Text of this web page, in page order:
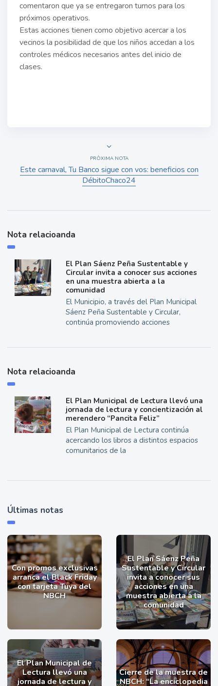
comentaron que ya se entregaron turnos para los
próximos operativos.
Estas acciones tienen como objetivo acercar a los
vecinos la posibilidad de que los niños accedan a los
controles médicos necesarios antes del inicio de
clases.
PRÓXIMA NOTA
Este carnaval, Tu Banco sigue con vos: beneficios con
DébitoChaco24
Nota relacioanda
El Plan Sáenz Peña Sustentable y
Circular invita a conocer sus acciones
en una muestra abierta a la
comunidad
El Municipio, a través del Plan Municipal
Sáenz Peña Sustentable y Circular,
continúa promoviendo acciones
Nota relacioanda
El Plan Municipal de Lectura llevó una
jornada de lectura y concientización al
merendero “Pancita Feliz”
El Plan Municipal de Lectura continúa
acercando los libros a distintos espacios
comunitarios de la
Últimas notas
Con promos exclusivas
arranca el Black Friday
con tarjeta Tuya del
NBCH
El Plan Sáenz Peña
Sustentable y Circular
invita a conocer sus
acciones en una
muestra abierta a la
comunidad
El Plan Municipal de
Lectura llevó una
jornada de lectura y
Cierre de la muestra de
NBCH: “La enciclopedia